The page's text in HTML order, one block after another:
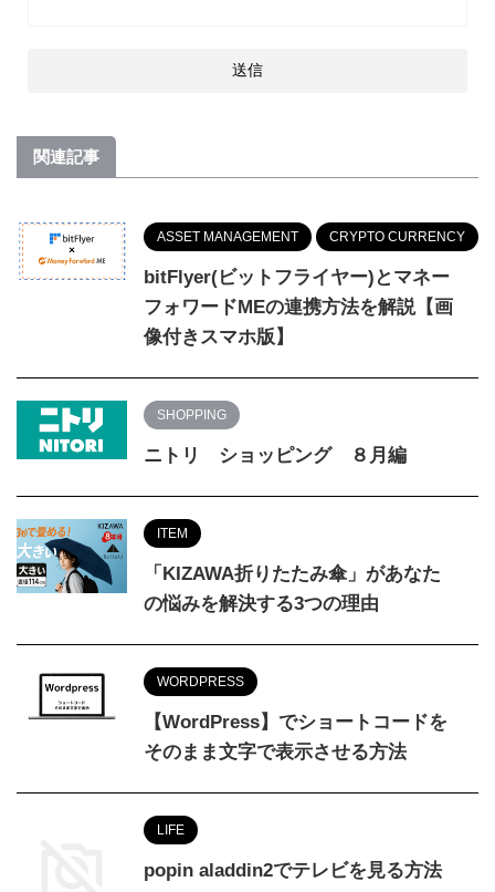
関連記事
ASSET MANAGEMENT CRYPTO CURRENCY
bitFlyer(ビットフライヤー)とマネー
フォワードMEの連携方法を解説【画
像付きスマホ版】
SHOPPING
ニトリ ショッピング ８月編
ITEM
「KIZAWA折りたたみ傘」があなた
の悩みを解決する3つの理由
WORDPRESS
【WordPress】でショートコードを
そのまま文字で表示させる方法
LIFE
popin aladdin2でテレビを見る方法